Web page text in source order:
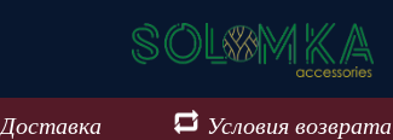
Доставка Условия возврата